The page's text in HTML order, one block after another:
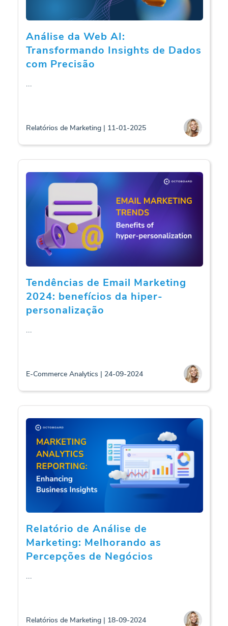
Análise da Web AI:
Transformando Insights de Dados
com Precisão
...
Relatórios de Marketing | 11-01-2025
Tendências de Email Marketing
2024: benefícios da hiper-
personalização
...
E-Commerce Analytics | 24-09-2024
Relatório de Análise de
Marketing: Melhorando as
Percepções de Negócios
...
Relatórios de Marketing | 18-09-2024